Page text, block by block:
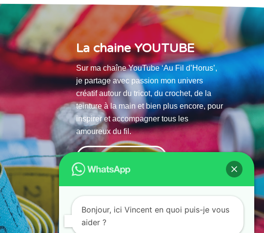
La chaine YOUTUBE
Sur ma chaîne YouTube ‘Au Fil d’Horus’,
je partage avec passion mon univers
créatif autour du tricot, du crochet, de la
teinture à la main et bien plus encore, pour
inspirer et accompagner tous les
amoureux du fil.
Bonjour, ici Vincent en quoi puis-je vous
aider ?